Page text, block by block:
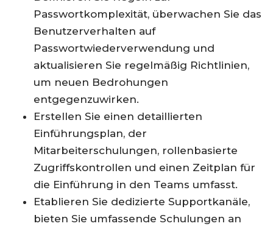
Passwortkomplexität, überwachen Sie das
Benutzerverhalten auf
Passwortwiederverwendung und
aktualisieren Sie regelmäßig Richtlinien,
um neuen Bedrohungen
entgegenzuwirken.
Erstellen Sie einen detaillierten
Einführungsplan, der
Mitarbeiterschulungen, rollenbasierte
Zugriffskontrollen und einen Zeitplan für
die Einführung in den Teams umfasst.
Etablieren Sie dedizierte Supportkanäle,
bieten Sie umfassende Schulungen an